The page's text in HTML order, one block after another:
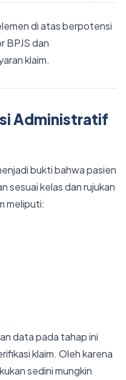
di atas berpotensi
BPJS dan
klaim.
Administratif
bukti bahwa pasien
sesuai kelas dan rujukan
meliputi:
data pada tahap ini
klaim. Oleh karena
sedini mungkin